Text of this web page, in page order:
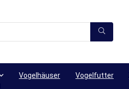
Vogelhäuser Vogelfutter